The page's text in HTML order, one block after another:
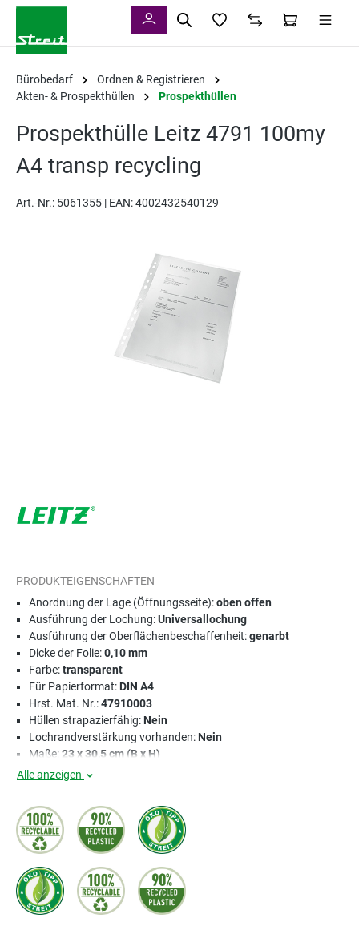
Bürobedarf
Ordnen & Registrieren
Akten- & Prospekthüllen
Prospekthüllen
Prospekthülle Leitz 4791 100my
A4 transp recycling
Art.-Nr.: 5061355 | EAN: 4002432540129
PRODUKTEIGENSCHAFTEN
Anordnung der Lage (Öffnungsseite):oben offen
Ausführung der Lochung:Universallochung
Ausführung der Oberflächenbeschaffenheit:genarbt
Dicke der Folie:0,10 mm
Farbe:transparent
Für Papierformat:DIN A4
Hrst. Mat. Nr.:47910003
Hüllen strapazierfähig:Nein
Lochrandverstärkung vorhanden:Nein
Maße:23 x 30,5 cm (B x H)
Alle anzeigen